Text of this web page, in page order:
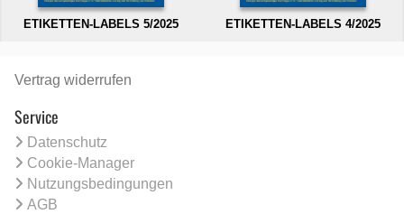
ETIKETTEN-LABELS 5/2025 ETIKETTEN-LABELS 4/2025
Vertrag widerrufen
Service
Datenschutz
Cookie-Manager
Nutzungsbedingungen
AGB